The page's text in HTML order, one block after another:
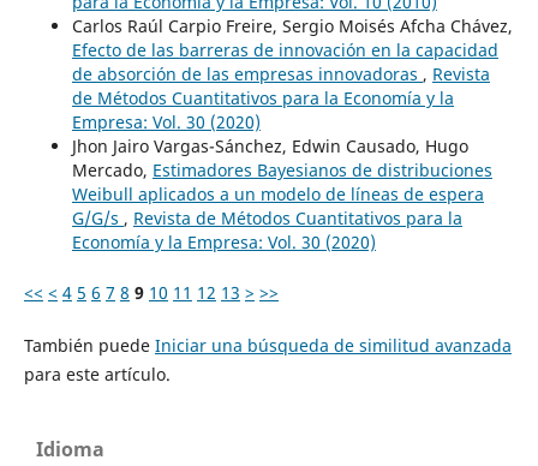
Carlos Raúl Carpio Freire, Sergio Moisés Afcha Chávez,
Efecto de las barreras de innovación en la capacidad
de absorción de las empresas innovadoras , Revista
de Métodos Cuantitativos para la Economía y la
Empresa: Vol. 30 (2020)
Jhon Jairo Vargas-Sánchez, Edwin Causado, Hugo
Mercado, Estimadores Bayesianos de distribuciones
Weibull aplicados a un modelo de líneas de espera
G/G/s , Revista de Métodos Cuantitativos para la
Economía y la Empresa: Vol. 30 (2020)
<< < 4 5 6 7 8 9 10 11 12 13 > >>
También puede Iniciar una búsqueda de similitud avanzada
para este artículo.
Idioma